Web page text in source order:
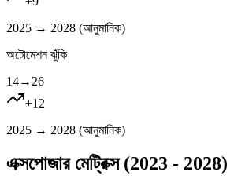
2025 → 2028 (আনুমানিক)
অটোমেশন ঝুঁকি
14→ 26
+12
2025 → 2028 (আনুমানিক)
এক্সপোজার মেট্রিক্স (2023 - 2028)